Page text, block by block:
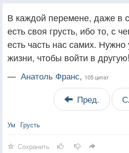
В каждой перемене, даже в
есть своя грусть, ибо то, с
есть часть нас самих.
жизни, чтобы войти в другую!
— Анатоль Франс, 105 цитат
Пред.
Ум Грусть
Сохранить